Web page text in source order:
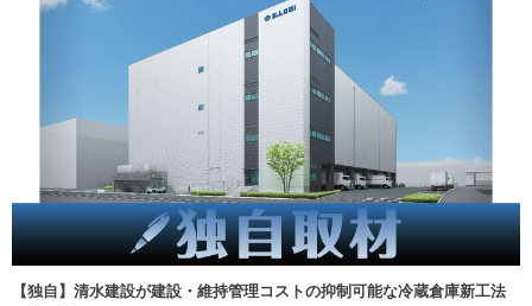
【独自】清水建設が建設・維持管理コストの抑制可能な冷蔵倉庫新工法